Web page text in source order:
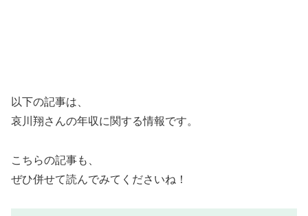
以下の記事は、
哀川翔さんの年収に関する情報です。
こちらの記事も、
ぜひ併せて読んでみてくださいね！